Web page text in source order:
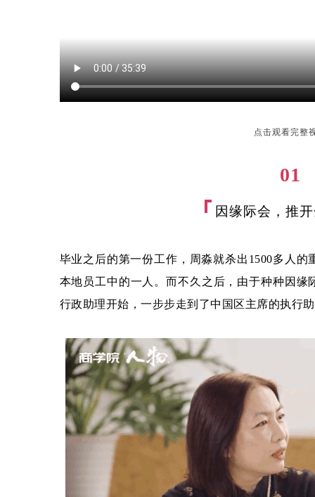
点击观看完整
01
因缘际会，推
毕业之后的第一份工作，周淼就杀出1500多人
本地员工中的一人。而不久之后，由于种种因
行政助理开始，一步步走到了中国区主席的执行